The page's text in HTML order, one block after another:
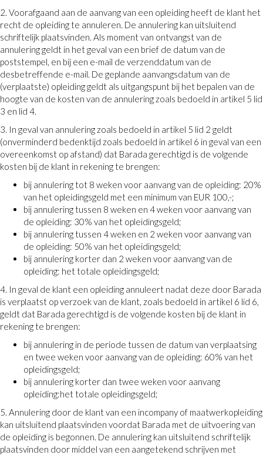
2. Voorafgaand aan de aanvang van een opleiding heeft de klant het
recht de opleiding te annuleren. De annulering kan uitsluitend
schriftelijk plaatsvinden. Als moment van ontvangst van de
annulering geldt in het geval van een brief de datum van de
poststempel, en bij een e-mail de verzenddatum van de
desbetreffende e-mail. De geplande aanvangsdatum van de
(verplaatste) opleiding geldt als uitgangspunt bij het bepalen van de
hoogte van de kosten van de annulering zoals bedoeld in artikel 5 lid
3 en lid 4.
3. In geval van annulering zoals bedoeld in artikel 5 lid 2 geldt
(onverminderd bedenktijd zoals bedoeld in artikel 6 in geval van een
overeenkomst op afstand) dat Barada gerechtigd is de volgende
kosten bij de klant in rekening te brengen:
bij annulering tot 8 weken voor aanvang van de opleiding: 20%
van het opleidingsgeld met een minimum van EUR 100,-;
bij annulering tussen 8 weken en 4 weken voor aanvang van
de opleiding: 30% van het opleidingsgeld;
bij annulering tussen 4 weken en 2 weken voor aanvang van
de opleiding: 50% van het opleidingsgeld;
bij annulering korter dan 2 weken voor aanvang van de
opleiding: het totale opleidingsgeld;
4. In geval de klant een opleiding annuleert nadat deze door Barada
is verplaatst op verzoek van de klant, zoals bedoeld in artikel 6 lid 6,
geldt dat Barada gerechtigd is de volgende kosten bij de klant in
rekening te brengen:
bij annulering in de periode tussen de datum van verplaatsing
en twee weken voor aanvang van de opleiding: 60% van het
opleidingsgeld;
bij annulering korter dan twee weken voor aanvang
opleiding:het totale opleidingsgeld;
5. Annulering door de klant van een incompany of maatwerkopleiding
kan uitsluitend plaatsvinden voordat Barada met de uitvoering van
de opleiding is begonnen. De annulering kan uitsluitend schriftelijk
plaatsvinden door middel van een aangetekend schrijven met